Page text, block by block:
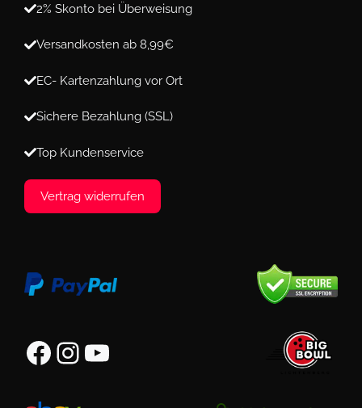
2% Skonto bei Überweisung
Versandkosten ab 8,99€
EC- Kartenzahlung vor Ort
Sichere Bezahlung (SSL)
Top Kundenservice
Vertrag widerrufen
Facebook
Instagram
YouTube